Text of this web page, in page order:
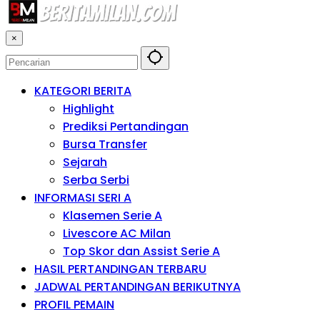
×
KATEGORI BERITA
Highlight
Prediksi Pertandingan
Bursa Transfer
Sejarah
Serba Serbi
INFORMASI SERI A
Klasemen Serie A
Livescore AC Milan
Top Skor dan Assist Serie A
HASIL PERTANDINGAN TERBARU
JADWAL PERTANDINGAN BERIKUTNYA
PROFIL PEMAIN